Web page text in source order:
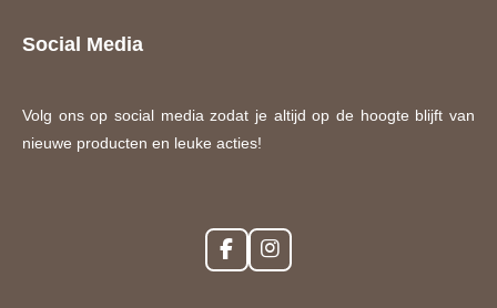
Social Media
Volg ons op social media zodat je altijd op de hoogte blijft van
nieuwe producten en leuke acties!
F
a
I
n